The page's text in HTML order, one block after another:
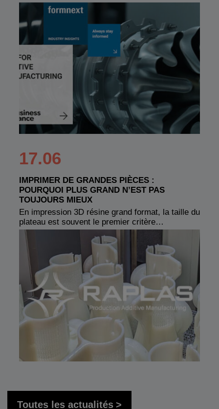
17.06
IMPRIMER DE GRANDES PIÈCES :
POURQUOI PLUS GRAND N’EST PAS
TOUJOURS MIEUX
En impression 3D résine grand format, la taille du
plateau est souvent le premier critère…
Toutes les actualités